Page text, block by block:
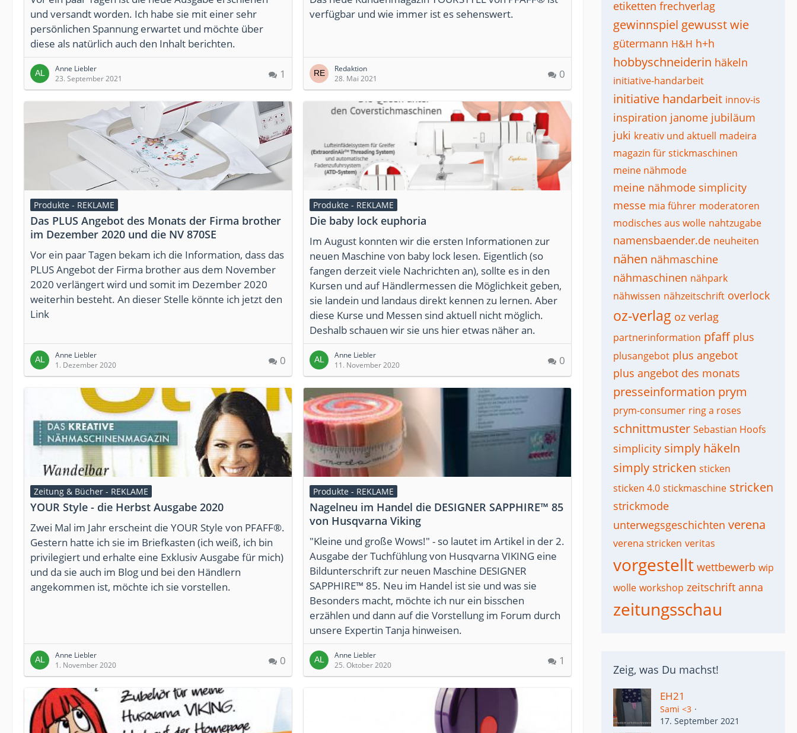
und versandt worden. Ich habe sie mit einer sehr
persönlichen Spannung erwartet und möchte über
diese als natürlich auch den Inhalt berichten.
Anne Liebler
23. September 2021
1
verfügbar und wie immer ist es sehenswert.
Redaktion
28. Mai 2021
0
Produkte - REKLAME
Das PLUS Angebot des Monats der Firma brother
im Dezember 2020 und die NV 870SE
Vor ein paar Tagen bekam ich die Information, dass das
PLUS Angebot der Firma brother aus dem November
2020 verlängert wird und somit im Dezember 2020
weiterhin besteht. An dieser Stelle könnte ich jetzt den
Link
Anne Liebler
1. Dezember 2020
0
Produkte - REKLAME
Die baby lock euphoria
Im August konnten wir die ersten Informationen zur
neuen Maschine von baby lock lesen. Eigentlich (so
fangen derzeit viele Nachrichten an), sollte es in den
Kursen und auf Händlermessen die Möglichkeit geben,
sie landein und landaus direkt kennen zu lernen. Aber
diese Kurse und Messen sind aktuell nicht möglich.
Deshalb schauen wir sie uns hier etwas näher an.
Anne Liebler
11. November 2020
0
Zeitung & Bücher - REKLAME
YOUR Style - die Herbst Ausgabe 2020
Zwei Mal im Jahr erscheint die YOUR Style von PFAFF®.
Gestern hatte ich sie im Briefkasten (ich weiß, ich bin
privilegiert und erhalte eine Exklusiv Ausgabe für mich)
und da sie auch im Blog und bei den Händlern
angekommen ist, möchte ich sie vorstellen.
Anne Liebler
1. November 2020
0
Produkte - REKLAME
Nagelneu im Handel die DESIGNER SAPPHIRE™ 85
von Husqvarna Viking
"Kleine und große Wows!" - so lautet im Artikel in der 2.
Ausgabe der Tuchfühlung von Husqvarna VIKING eine
Bildunterschrift zur neuen Maschine DESIGNER
SAPPHIRE™ 85. Neu im Handel ist sie und was sie
Besonders macht, möchte ich nur ein bisschen
erzählen und dann auf die Vorstellung im Forum durch
unsere Expertin Tanja hinweisen.
Anne Liebler
25. Oktober 2020
1
etiketten frechverlag
gewinnspiel gewusst wie
gütermann H&H h+h
hobbyschneiderin häkeln
initiative-handarbeit
initiative handarbeit innov-is
inspiration janome jubiläum
juki kreativ und aktuell madeira
magazin für stickmaschinen
meine nähmode
meine nähmode simplicity
messe mia führer moderatoren
modisches aus wolle nahtzugabe
namensbaender.de neuheiten
nähen nähmaschine
nähmaschinen nähpark
nähwissen nähzeitschrift overlock
oz-verlag oz verlag
partnerinformation pfaff plus
plusangebot plus angebot
plus angebot des monats
presseinformation prym
prym-consumer ring a roses
schnittmuster Sebastian Hoofs
simplicity simply häkeln
simply stricken sticken
sticken 4.0 stickmaschine stricken
strickmode
unterwegsgeschichten verena
verena stricken veritas
vorgestellt wettbewerb wip
wolle workshop zeitschrift anna
zeitungsschau
Zeig, was Du machst!
EH21
Sami <3
17. September 2021